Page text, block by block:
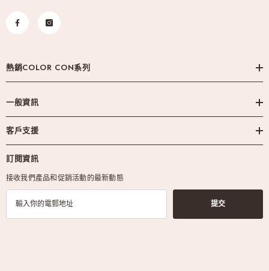
熱銷COLOR CON系列
一般資訊
客戶支援
訂閱資訊
接收我們產品和促銷活動的最新動態
提交